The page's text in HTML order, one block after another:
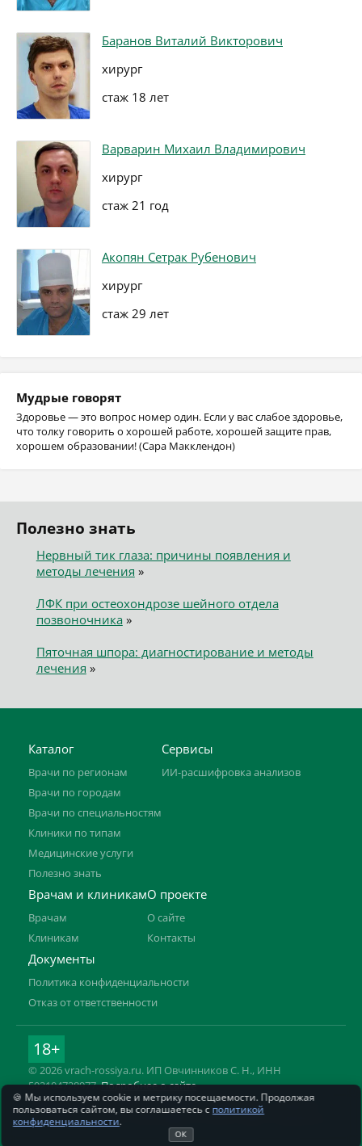
Баранов Виталий Викторович
хирург
стаж 18 лет
Варварин Михаил Владимирович
хирург
стаж 21 год
Акопян Сетрак Рубенович
хирург
стаж 29 лет
Мудрые говорят
Здоровье — это вопрос номер один. Если у вас слабое здоровье,
что толку говорить о хорошей работе, хорошей защите прав,
хорошем образовании! (Сара Макклендон)
Полезно знать
Нервный тик глаза: причины появления и
методы лечения »
ЛФК при остеохондрозе шейного отдела
позвоночника»
Пяточная шпора: диагностирование и методы
лечения »
Каталог
Врачи по регионам
Врачи по городам
Врачи по специальностям
Клиники по типам
Медицинские услуги
Полезно знать
Сервисы
ИИ-расшифровка анализов
Врачам и клиникам
Врачам
Клиникам
О проекте
О сайте
Контакты
Документы
Политика конфиденциальности
Отказ от ответственности
18+
© 2026 vrach-rossiya.ru. ИП Овчинников С. Н., ИНН
592104728977.Подробнее о сайте
Информация на сайте не заменяет приём врача. Имеются
противопоказания, необходима консультация специалиста.
🍪 Мы используем cookie и метрику посещаемости. Продолжая
пользоваться сайтом, вы соглашаетесь с политикой
конфиденциальности.
ОК